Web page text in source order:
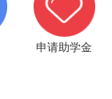
申请助学金